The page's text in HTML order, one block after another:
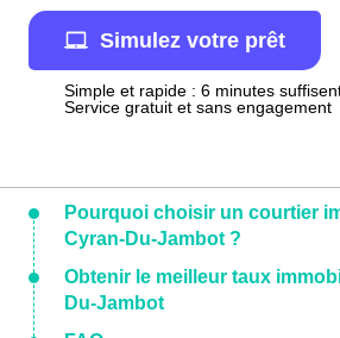
Simulez votre prêt
Simple et rapide : 6 minutes
Service gratuit et sans engagement
Pourquoi choisir un courtier
Cyran-Du-Jambot ?
Obtenir le meilleur taux
Du-Jambot